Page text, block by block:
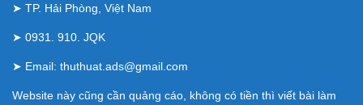
➤ TP. Hải Phòng, Việt Nam
➤ 0931. 910. JQK
➤ Email: thuthuat.ads@gmail.com
Website này cũng cần quảng cáo, không có tiền thì viết bài làm